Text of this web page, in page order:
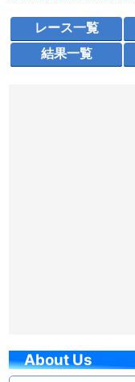
レース一覧
結果一覧
About Us